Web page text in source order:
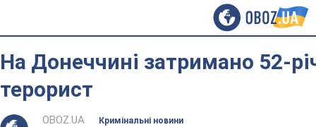
На Донеччині затримано 52-
терорист
OBOZ.UA
Кримінальні новини